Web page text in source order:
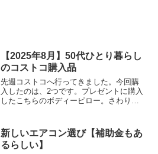
【2025年8月】50代ひとり暮らし
のコストコ購入品
先週コストコへ行ってきました。今回購
入したのは、2つです。プレゼントに購入
したこちらのボディーピロー。さわり心
地にひかれて購入しました。プレゼント
して、とても喜んでくれ...
新しいエアコン選び【補助金もあ
るらしい】